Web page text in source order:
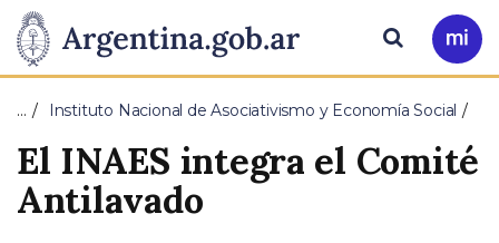
Presidencia
de
la
Nación
Pasar al contenido principal
Ir
a
Buscar
… Instituto Nacional de Asociativismo y Economía Social
El INAES integra el Comité
Antilavado